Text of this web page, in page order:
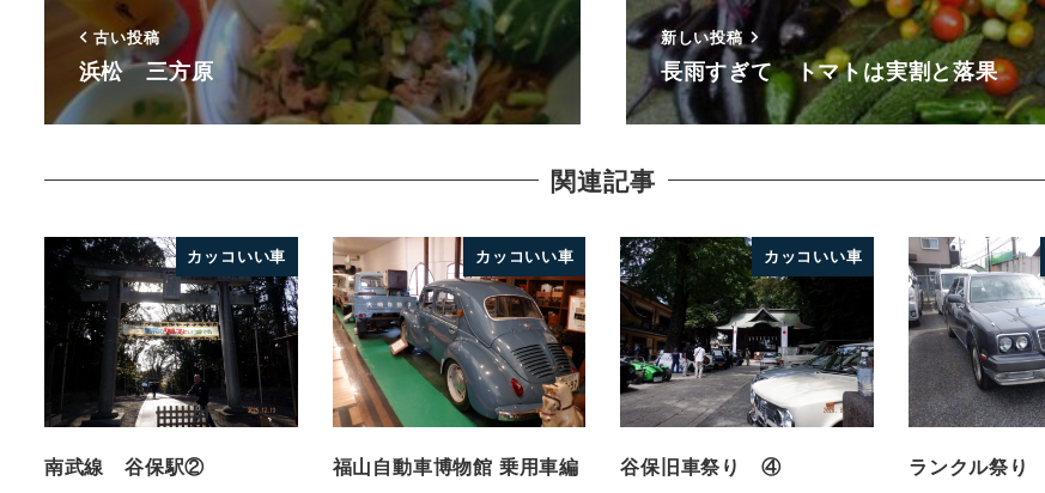
古い投稿
浜松 三方原
新しい投稿
長雨すぎて トマトは実割と落果
関連記事
カッコいい車
南武線 谷保駅②
カッコいい車
福山自動車博物館 乗用車編
カッコいい車
谷保旧車祭り ④ ランクル祭り